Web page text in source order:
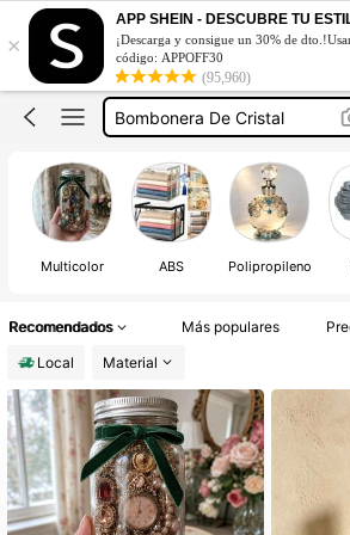
×
APP SHEIN - DESCUBRE TU
¡Descarga y consigue un 30% de
código: APPOFF30
(95,960)
Tarro De Joyas Misteriosas
Dusting Powder Container
Bombonera De Cristal
Mystery Jewelry Jar
Tarro De Joyas Misteriosas
Multicolor ABS Polipropileno
Recomendados Más populares
Local
Material